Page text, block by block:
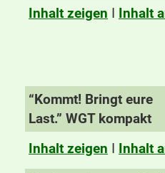
Inhalt zeigen I Inhalt
“Kommt! Bringt eure
Last.” WGT kompakt
Inhalt zeigen I Inhalt